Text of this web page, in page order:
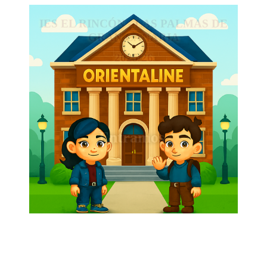
IES EL RINCÓN - LAS PALMAS DE
GRAN CANARIA
2025/26
Entramos